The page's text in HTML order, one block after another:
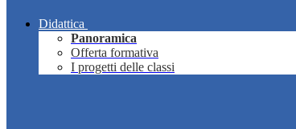
Didattica
Panoramica
Offerta formativa
I progetti delle classi